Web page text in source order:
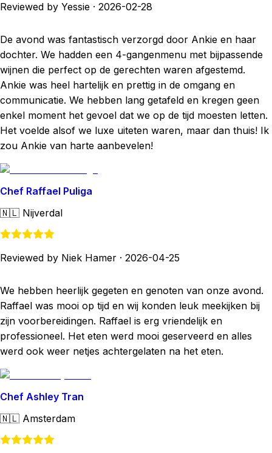
Reviewed by Yessie · 2026-02-28
De avond was fantastisch verzorgd door Ankie en haar
dochter. We hadden een 4-gangenmenu met bijpassende
wijnen die perfect op de gerechten waren afgestemd.
Ankie was heel hartelijk en prettig in de omgang en
communicatie. We hebben lang getafeld en kregen geen
enkel moment het gevoel dat we op de tijd moesten letten.
Het voelde alsof we luxe uiteten waren, maar dan thuis! Ik
zou Ankie van harte aanbevelen!
Chef Raffael Puliga
🇳🇱 Nijverdal
Reviewed by Niek Hamer · 2026-04-25
We hebben heerlijk gegeten en genoten van onze avond.
Raffael was mooi op tijd en wij konden leuk meekijken bij
zijn voorbereidingen. Raffael is erg vriendelijk en
professioneel. Het eten werd mooi geserveerd en alles
werd ook weer netjes achtergelaten na het eten.
Chef Ashley Tran
🇳🇱 Amsterdam